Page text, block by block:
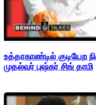
உத்தரகாண்டில் குடியேற
முதல்வர் புஷ்கர் சிங் தாமி